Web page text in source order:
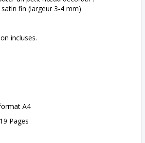
fin (largeur 3-4 mm)
incluses.
A4
Pages